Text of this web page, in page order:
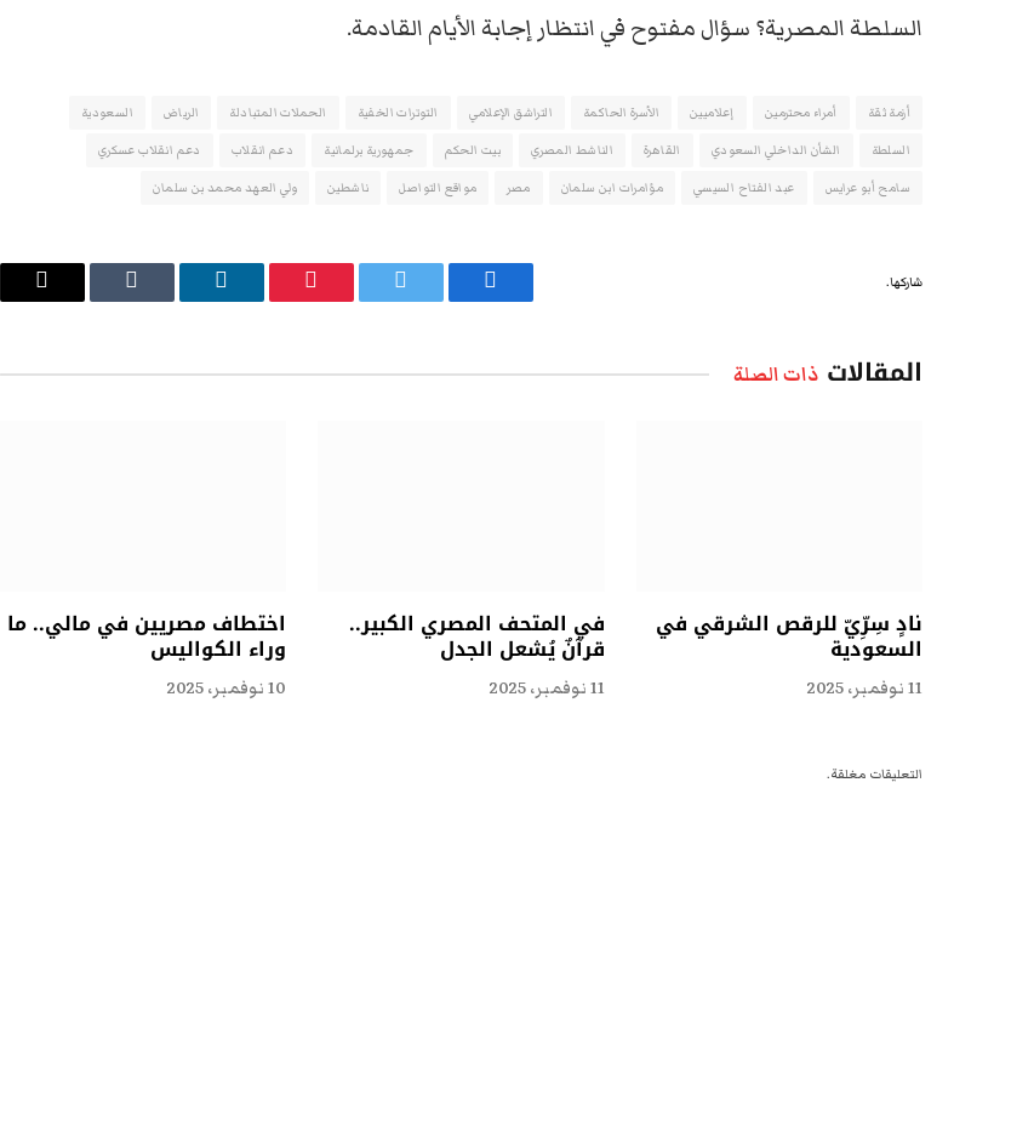
السلطة المصرية؟ سؤال مفتوح في انتظار إجابة الأيام القادمة.
أزمة ثقة أمراء محترمين إعلاميين الأسرة الحاكمة التراشق الإعلامي التوترات الخفية الحملات المتبادلة الرياض
السعودية
السلطة
الشأن الداخلي السعودي القاهرة الناشط المصري بيت الحكم جمهورية برلمانية دعم انقلاب
دعم انقلاب عسكري
سامح أبو عرايس
عبد الفتاح السيسي مؤامرات ابن سلمان مصر مواقع التواصل ناشطين ولي العهد محمد بن سلمان
شاركها.
فيسبوك تويتر بينتيريست لينكدإن Tumblr
البريد
المقالات ذات الصلة
نادٍ سِرِّيّ للرقص الشرقي في
السعودية
11 نوفمبر، 2025
في المتحف المصري الكبير..
قرآنٌ يُشعل الجدل
11 نوفمبر، 2025
اختطاف مصريين في مالي.. ما
وراء الكواليس
10 نوفمبر، 2025
التعليقات مغلقة.